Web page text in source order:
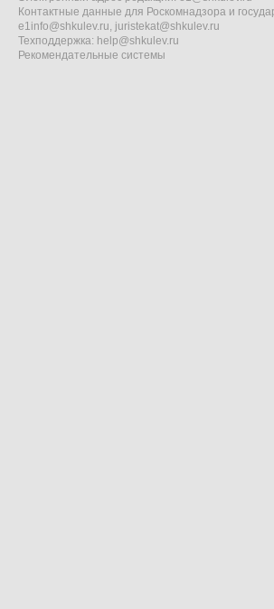
Контактные данные для Роскомнадзора и
e1info@shkulev.ru, juristekat@shkulev.ru
Техподдержка: help@shkulev.ru
Рекомендательные системы